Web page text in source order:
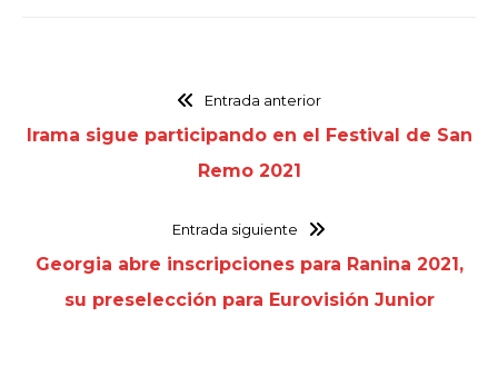
Entrada anterior
Irama sigue participando en el Festival de San
Remo 2021
Entrada siguiente
Georgia abre inscripciones para Ranina 2021,
su preselección para Eurovisión Junior